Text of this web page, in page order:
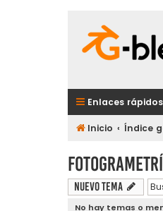
Enlaces rápidos
Inicio Índice
Nuevo Tema
No hay temas o